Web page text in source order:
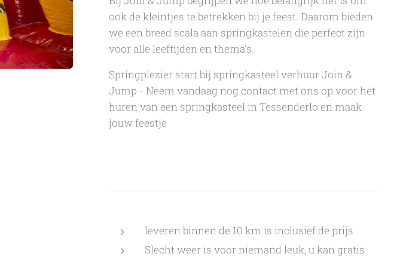
ook de kleintjes te betrekken bij je feest. Daarom bieden
we een breed scala aan springkastelen die perfect zijn
voor alle leeftijden en thema's.
Springplezier start bij springkasteel verhuur Join &
Jump - Neem vandaag nog contact met ons op voor het
huren van een springkasteel in Tessenderlo en maak
jouw feestje
leveren binnen de 10 km is inclusief de prijs
Slecht weer is voor niemand leuk, u kan gratis